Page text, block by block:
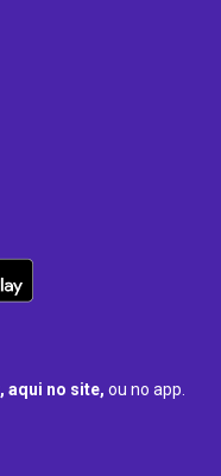
aqui no site, ou no app.